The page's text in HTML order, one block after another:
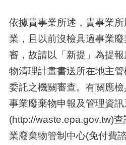
依據貴事業所述，貴事業
業，且以前沒檢具過事業
審，故請以「新提」為提
物清理計畫書送所在地主
委託之機關審查。有關應
事業廢棄物申報及管理資
(http://waste.epa.gov.tw)
業廢棄物管制中心(免付費